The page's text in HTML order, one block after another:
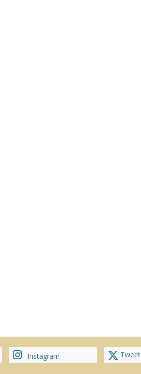
Instagram Tweet